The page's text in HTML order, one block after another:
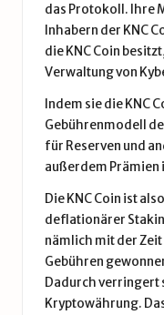
das Protokoll. Ihre
Inhabern der KNC
die KNC Coin
Verwaltung von
Indem sie die KNC
Gebührenmodell
für Reserven und
außerdem Prämien
Die KNC Coin ist
deflationärer
nämlich mit der Zeit
Gebühren
Dadurch verringert
Kryptowährung.